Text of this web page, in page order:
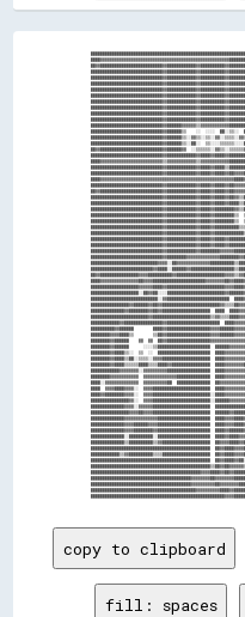
████████████████████████████████████████████████████████████████████████████████████████████████████████████████████████████████████████████████████
████▓▓▓▓▓▓▓▓▓▓▓▓▓▓▓▓▓▓▓▓▓▓▓▓▓▓▓▓▓▓▓▓▓▓▓▓▓▓▓▓▓▓▓▓▓▓▓▓▓▓▓▓▓▓██████████████████████████████████▓▓▓▓▓▓▓▓▓▓▓▓▓▓▓▓▓▓▓▓▓▓▓▓▓▓▓▓▓▓▓▓▓▓▓▓▓▓▓▓▓▓▓▓▓▓▓▓▓▓▓▓▓▓██
██▓▓██████████████████████████▓▓████████████▓▓██████████▓▓██████████████████████████████████▓▓██████████████████████████▓▓████████████▓▓████████▓▓██
██████████████████████████████▓▓████████████▓▓██████████▓▓██████████████████████████████████▓▓██████████████████████████▓▓████████████▓▓████████▓▓██
██████████████████████████████▓▓████████████▓▓██████████▓▓██████████████████████████████████▓▓██████████████████████████▓▓████████████▓▓████████▓▓██
██████████████████████████████▓▓████████████▓▓██████████▓▓██████████████████████████████████▓▓██████████████████████████▓▓████████████▓▓████████▓▓██
██████████████████████████████▓▓████████████▓▓██████████▓▓██████████████████████████████████▓▓██████████████████████████▓▓████████████▓▓████████▓▓██
██████████████████████████████▓▓████████████▓▓██████████▓▓██████████████████████████████████▓▓██████████████████████████▓▓████████████▓▓████████▓▓██
██████████████████████████████▓▓████████████▓▓██████████▓▓██████████████████████████████████▓▓██████████████████████████▓▓████████████▓▓████████▓▓██
██████████████████████████████▓▓████████████▓▓██████████▓▓██████████████████████████████████▓▓██████████████████████████▓▓████████████▓▓████████▓▓██
██████████████████████████████▓▓████████████▓▓██████████▓▓██████████████████████████████████▓▓██████████████████████████▓▓████████████▓▓████████▓▓██
██████████████████████████████▓▓████████████▓▓██████████▓▓██████████████████████████████████▓▓██████████████████████████▓▓████████████▓▓████████▓▓██
██████████████████████████████▓▓██████▓▓▓▓▓▓▒▒▓▓▓▓▓▓▓▓▓▓▓▓██████████████████████████████████▓▓██████████████████████████▓▓████████████▒▒▓▓▓▓▓▓██▒▒██
██████████████████████████████▓▓██████▒▒    ░░  ░░░░  ██░░▒▒░░  ████████████████████████████▓▓██████████████████████████▓▓████████████▓▓████████▓▓██
██████████████████████████████▓▓██████▒▒░░▓▓▒▒░░▒▒░░▓▓░░▒▒▒▒░░▓▓▒▒██████████████████████████▓▓██████████████████████████▓▓████████████▓▓████████▓▓██
██████████████████████████████▓▓██████▒▒░░██░░  ▒▒░░░░▒▒▒▒▒▒░░░░████████████████████████████▓▓██████████████████████████▓▓████████████▒▒▓▓▓▓▓▓▓▓▓▓██
██▓▓██████████████████████████▓▓██████▓▓  ░░▒▒▒▒▒▒░░▓▓▒▒░░▒▒▒▒▒▒▓▓██████████████████████████▓▓██████████████████████████▓▓████████████▓▓████████▓▓██
██████████████████████████████▓▓████████████▓▓████▓▓████▓▓██████████████████████████████████▓▓██████████████████████████▓▓████████████▓▓████████▓▓██
████▓▓▓▓▓▓▓▓▓▓▓▓▓▓▓▓▓▓▓▓▓▓▓▓▓▓▒▒▓▓▓▓▓▓▓▓▓▓▓▓▒▒▓▓▓▓▓▓▓▓▓▓▓▓████████▓▓████████████████████████▓▓▓▓▓▓▓▓▓▓▓▓▓▓▓▓▓▓▓▓▓▓▓▓▓▓▓▓▒▒▓▓▓▓▓▓▓▓▓▓▓▓▒▒▓▓▓▓▓▓▓▓▓▓██
██████████████████████████████▓▓████████████▓▓████▓▓████▒▒████████████▓▓▓▓▓▓▓▓██████████████▓▓██████████████████████████▓▓████████████▓▓████████▓▓██
██████████████████████████████▓▓████████████▓▓████▓▓████▓▓██▓▓▓▓████████████████████████████▓▓██████████████████████████▓▓████████████▓▓████████▓▓██
████▓▓▓▓▓▓▓▓▓▓▓▓▓▓▓▓▓▓▓▓▓▓▓▓▓▓▓▓▓▓▓▓▓▓▓▓▓▓▓▓▓▓▓▓▓▓▓▓▓▓▓▓▓▓▓▓████▓▓████▓▓▒▒░░░░██████████████▓▓▓▓▓▓▓▓▓▓▓▓▓▓▓▓▓▓▓▓▓▓▓▓▓▓▓▓▓▓▓▓▓▓▓▓▓▓▓▓▓▓▓▓▓▓▓▓▓▓▓▓▓▓██
██████████████████████████████▓▓████████████▓▓████▓▓████▓▓██▓▓▓▓▓▓████▓▓▒▒██▒▒▓▓████████████▓▓██████████████████████████▓▓████████████▓▓████████▓▓██
██▓▓██████████████████████████▓▓████████████▓▓████▓▓████▓▓██▓▓▓▓▓▓██████▓▓▓▓▓▓▓▓▓▓██████████▓▓██████████████████████████▓▓████████████▓▓████████▓▓██
██████████████████████████████▓▓████████████▓▓████▓▓████▓▓██▓▓▒▒████████▓▓██▓▓██▓▓▓▓████████▓▓██████████████████████████▓▓████████████▓▓████████▓▓██
██████████████████████████████▓▓████████████▓▓████▓▓████▓▓████▒▒████▓▓▓▓██▓▓██▓▓██▓▓████████▓▓██████████████████████████▓▓████████████▓▓████████▓▓██
██████████████████████████████▓▓████████████▓▓████▓▓████████▓▓▒▒██████████░░▒▒▓▓████████████████████████████████████████▓▓████████████▓▓████████▓▓██
██████████████████████████████▓▓████████████▓▓████▓▓████████▒▒  ▒▒▒▒▓▓▒▒▒▒  ▒▒▒▒████████████▓▓██████████████████████████▓▓████████████▓▓████████▓▓██
copy to clipboard
fill: spaces